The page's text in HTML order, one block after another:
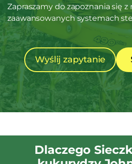
Zapraszamy do zapoznania się
zaawansowanych systemach
Wyślij zapytanie
Dlaczego